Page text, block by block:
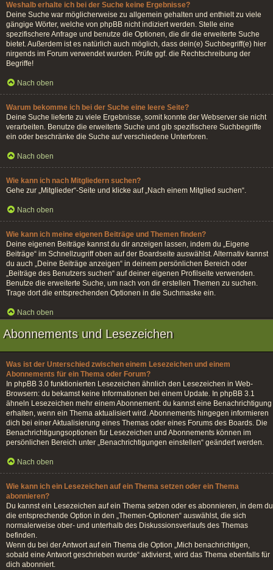
Weshalb erhalte ich bei der Suche keine Ergebnisse?
Deine Suche war möglicherweise zu allgemein gehalten und enthielt zu viele
gängige Wörter, welche von phpBB nicht indiziert werden. Stelle eine
spezifischere Anfrage und benutze die Optionen, die dir die erweiterte Suche
bietet. Außerdem ist es natürlich auch möglich, dass dein(e) Suchbegriff(e) hier
nirgends im Forum verwendet wurden. Prüfe ggf. die Rechtschreibung der
Begriffe!
Nach oben
Warum bekomme ich bei der Suche eine leere Seite?
Deine Suche lieferte zu viele Ergebnisse, somit konnte der Webserver sie nicht
verarbeiten. Benutze die erweiterte Suche und gib spezifischere Suchbegriffe
ein oder beschränke die Suche auf verschiedene Unterforen.
Nach oben
Wie kann ich nach Mitgliedern suchen?
Gehe zur „Mitglieder“-Seite und klicke auf „Nach einem Mitglied suchen“.
Nach oben
Wie kann ich meine eigenen Beiträge und Themen finden?
Deine eigenen Beiträge kannst du dir anzeigen lassen, indem du „Eigene
Beiträge“ im Schnellzugriff oben auf der Boardseite auswählst. Alternativ kannst
du auch „Deine Beiträge anzeigen“ in deinem persönlichen Bereich oder
„Beiträge des Benutzers suchen“ auf deiner eigenen Profilseite verwenden.
Benutze die erweiterte Suche, um nach von dir erstellen Themen zu suchen.
Trage dort die entsprechenden Optionen in die Suchmaske ein.
Nach oben
Abonnements und Lesezeichen
Was ist der Unterschied zwischen einem Lesezeichen und einem
Abonnements für ein Thema oder Forum?
In phpBB 3.0 funktionierten Lesezeichen ähnlich den Lesezeichen in Web-
Browsern: du bekamst keine Informationen bei einem Update. In phpBB 3.1
ähneln Lesezeichen mehr einem Abonnement: du kannst eine Benachrichtigung
erhalten, wenn ein Thema aktualisiert wird. Abonnements hingegen informieren
dich bei einer Aktualisierung eines Themas oder eines Forums des Boards. Die
Benachrichtigungsoptionen für Lesezeichen und Abonnements können im
persönlichen Bereich unter „Benachrichtigungen einstellen“ geändert werden.
Nach oben
Wie kann ich ein Lesezeichen auf ein Thema setzen oder ein Thema
abonnieren?
Du kannst ein Lesezeichen auf ein Thema setzen oder es abonnieren, in dem du
die entsprechende Option in den „Themen-Optionen“ auswählst, die sich
normalerweise ober- und unterhalb des Diskussionsverlaufs des Themas
befinden.
Wenn du bei der Antwort auf ein Thema die Option „Mich benachrichtigen,
sobald eine Antwort geschrieben wurde“ aktivierst, wird das Thema ebenfalls für
dich abonniert.